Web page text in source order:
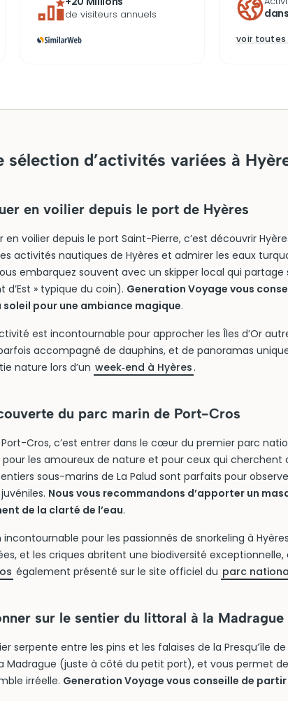
de visiteurs annuels
voir
sélection d’activités variées à
en voilier depuis le port de Hyères
en voilier depuis le port Saint-Pierre, c’est découvrir
activités nautiques de Hyères et admirer les eaux
embarquez souvent avec un skipper local qui
d’Est » typique du coin). Generation Voyage vous
soleil pour une ambiance magique.
est incontournable pour approcher les Îles d’Or
accompagné de dauphins, et de panoramas
nature lors d’un week‑end à Hyères .
du parc marin de Port-Cros
Port-Cros, c’est entrer dans le cœur du premier parc
les amoureux de nature et pour ceux qui cherchent
sous-marins de La Palud sont parfaits pour
Nous vous recommandons d’apporter un
de la clarté de l’eau.
incontournable pour les passionnés de snorkeling à
et les criques abritent une biodiversité
également présenté sur le site officiel du parc
sur le sentier du littoral à la Madrague
serpente entre les pins et les falaises de la Presqu’île
Madrague (juste à côté du petit port), et vous permet
irréelle. Generation Voyage vous conseille de